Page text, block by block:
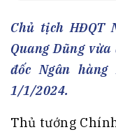
Chủ tịch HĐQT
Quang Dũng
đốc Ngân
1/1/2024.
Thủ tướng